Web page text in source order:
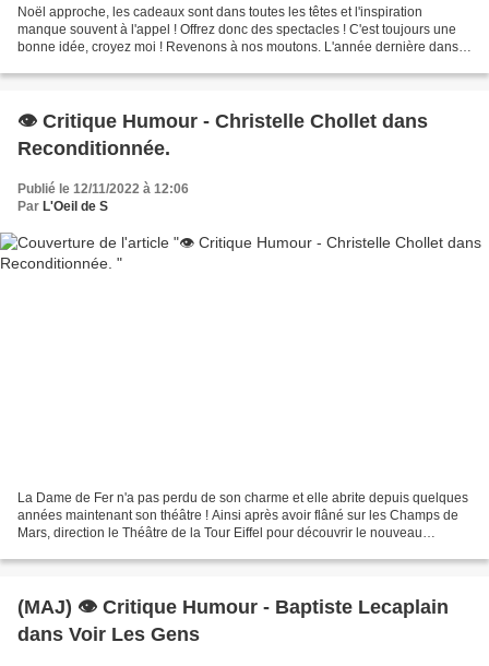
Noël approche, les cadeaux sont dans toutes les têtes et l'inspiration
manque souvent à l'appel ! Offrez donc des spectacles ! C'est toujours une
bonne idée, croyez moi ! Revenons à nos moutons. L'année dernière dans
👁️ Critique Humour - Christelle Chollet dans
Reconditionnée.
Publié le 12/11/2022 à 12:06
Par L'Oeil de S
La Dame de Fer n'a pas perdu de son charme et elle abrite depuis quelques
années maintenant son théâtre ! Ainsi après avoir flâné sur les Champs de
Mars, direction le Théâtre de la Tour Eiffel pour découvrir le nouveau
(MAJ) 👁️ Critique Humour - Baptiste Lecaplain
dans Voir Les Gens